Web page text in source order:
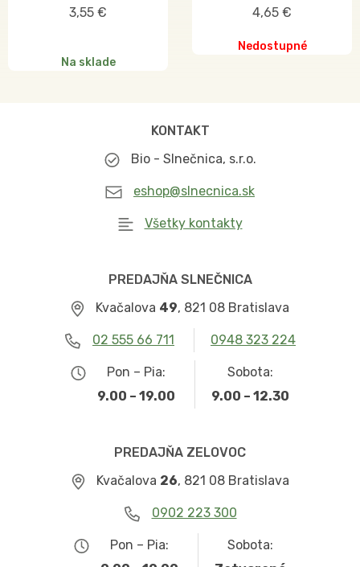
3,55 €
Na sklade
4,65 €
Nedostupné
KONTAKT
Bio - Slnečnica, s.r.o.
eshop@slnecnica.sk
Všetky kontakty
PREDAJŇA SLNEČNICA
Kvačalova 49, 821 08 Bratislava
02 555 66 711 0948 323 224
Pon – Pia:
9.00 – 19.00
Sobota:
9.00 – 12.30
PREDAJŇA ZELOVOC
Kvačalova 26, 821 08 Bratislava
0902 223 300
Pon – Pia:
Sobota: